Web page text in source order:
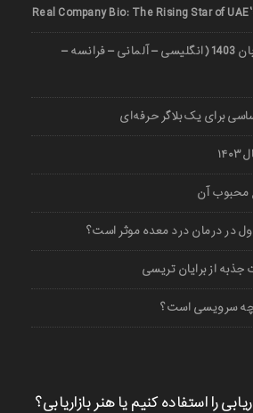
Real Company Bio: The Rising Star of
هزینه کلاس خصوصی زبان 1403 (انگلیسی – آلمانی – فرانسه –
برای یک بلاگر حرفه‌ای
در درمان درد معده موثر است؟
چه سرویسی است؟
را استفاده کنیم یا هنر بازاریابی؟